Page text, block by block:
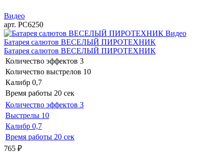
Видео
арт. РС6250
Видео
Батарея салютов ВЕСЕЛЫЙ ПИРОТЕХНИК
Батарея салютов ВЕСЕЛЫЙ ПИРОТЕХНИК
Количество эффектов 3
Количество выстрелов 10
Калибр 0,7
Время работы 20 сек
Количество эффектов 3
Выстрелы 10
Калибр 0,7
Время работы 20 сек
765 ₽